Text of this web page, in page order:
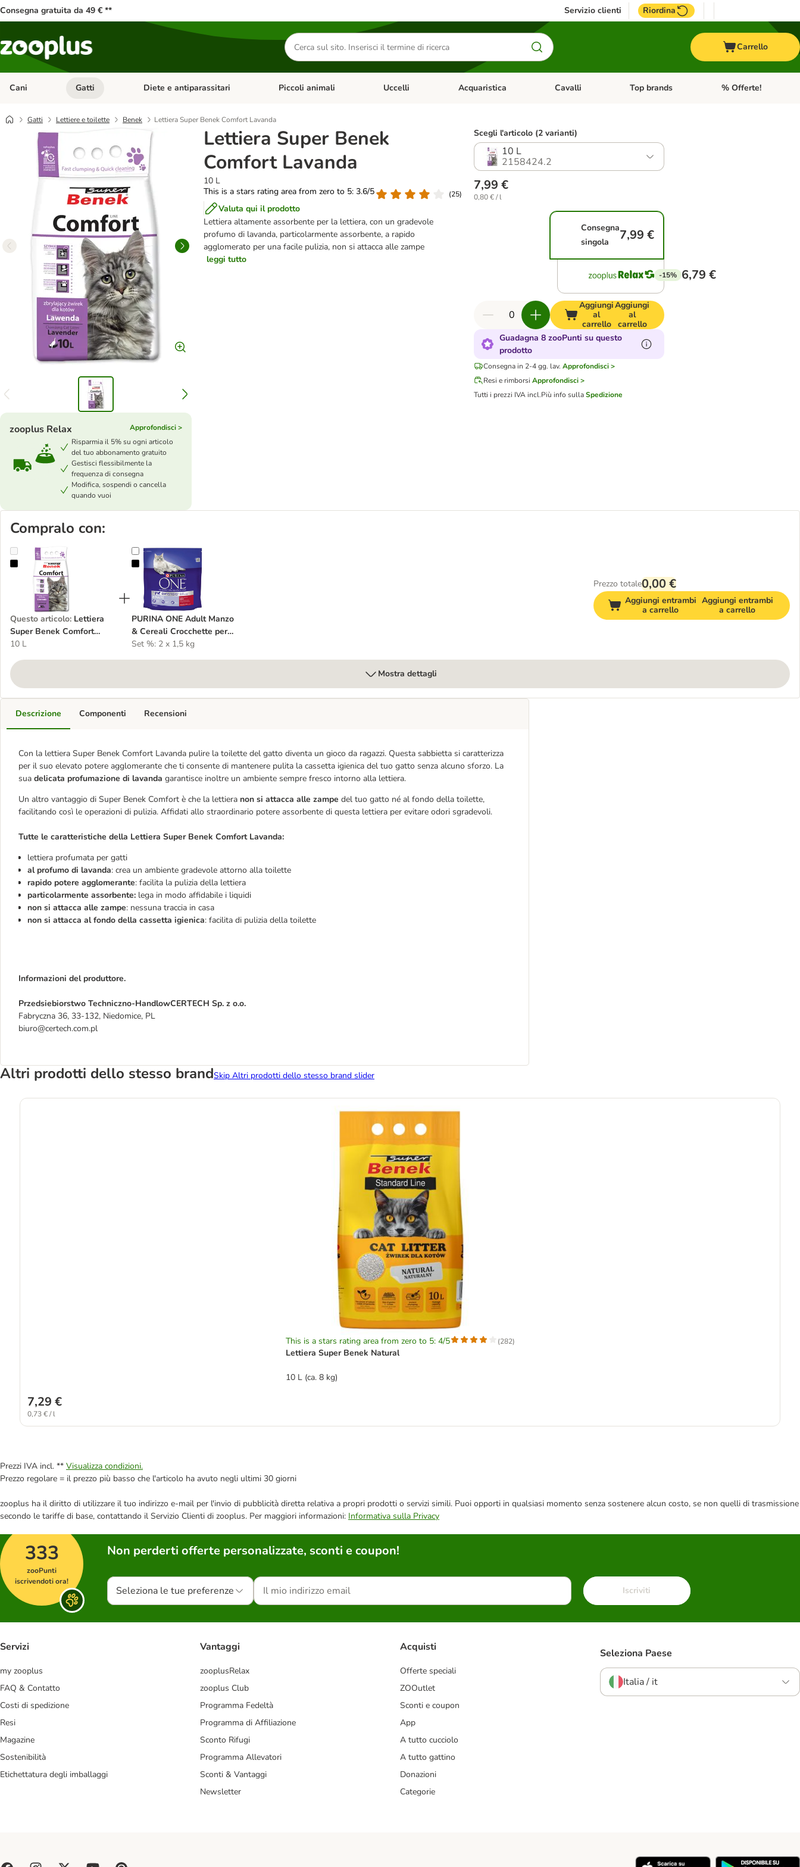
Consegna gratuita da 49 € ** Servizio clienti Riordina
Cerca
prodotti
Carrello
Cani Apri Menu Categoria: Cani
Gatti Apri Menu Categoria: Gatti
Diete e antiparassitari Apri Menu Categoria: Diete e antiparassitari
Piccoli animali Apri Menu Categoria: Piccoli animali
Uccelli Apri Menu Categoria: Uccelli
Acquaristica Apri Menu Categoria: Acquaristica
Cavalli Apri Menu Categoria: Cavalli
Top brands Apri Menu Categoria:
% Offerte!
Gatti Lettiere e toilette Benek Lettiera Super Benek Comfort Lavanda
Lettiera Super Benek
Comfort Lavanda
10 L
This is a stars rating area from zero to 5: 3.6/5
(25)
Valuta qui il prodotto
Lettiera altamente assorbente per la lettiera, con un gradevole
profumo di lavanda, particolarmente assorbente, a rapido
agglomerato per una facile pulizia, non si attacca alle zampe
leggi tutto
zooplus Relax
Approfondisci >
Risparmia il 5% su ogni articolo
del tuo abbonamento gratuito
Gestisci flessibilmente la
frequenza di consegna
Modifica, sospendi o cancella
quando vuoi
Scegli l'articolo (2 varianti)
10 L
2158424.2
7,99 €
0,80 € / l
Consegna
singola
7,99 €
-15% 6,79 €
Aggiungi
al
carrello
Aggiungi
al
carrello
Guadagna 8 zooPunti su questo
prodotto
Consegna in 2-4 gg. lav. Approfondisci >
Resi e rimborsi Approfondisci >
Tutti i prezzi IVA incl.Più info sullaSpedizione
Compralo con:
Lettiera Super Benek Comfort Lavanda
Questo articolo: Lettiera
Super Benek Comfort
Lavanda
10 L
PURINA ONE Adult Manzo & Cereali Crocchette per gatto
PURINA ONE Adult Manzo
& Cereali Crocchette per
gatto
Set %: 2 x 1,5 kg
Prezzo totale0,00 €
Aggiungi entrambi
a carrello
Aggiungi entrambi
a carrello
Mostra dettagli
Descrizione
Con la lettiera Super Benek Comfort Lavanda pulire la toilette del gatto diventa un gioco da ragazzi. Questa sabbietta si caratterizza
per il suo elevato potere agglomerante che ti consente di mantenere pulita la cassetta igienica del tuo gatto senza alcuno sforzo. La
sua delicata profumazione di lavanda garantisce inoltre un ambiente sempre fresco intorno alla lettiera.
Un altro vantaggio di Super Benek Comfort è che la lettiera non si attacca alle zampe del tuo gatto né al fondo della toilette,
facilitando così le operazioni di pulizia. Affidati allo straordinario potere assorbente di questa lettiera per evitare odori sgradevoli.
Tutte le caratteristiche della Lettiera Super Benek Comfort Lavanda:
lettiera profumata per gatti
al profumo di lavanda: crea un ambiente gradevole attorno alla toilette
rapido potere agglomerante: facilita la pulizia della lettiera
particolarmente assorbente: lega in modo affidabile i liquidi
non si attacca alle zampe: nessuna traccia in casa
non si attacca al fondo della cassetta igienica: facilita di pulizia della toilette
Informazioni del produttore.
Przedsiebiorstwo Techniczno-HandlowCERTECH Sp. z o.o.
Fabryczna 36, 33-132, Niedomice, PL
biuro@certech.com.pl
Componenti Recensioni
Altri prodotti dello stesso brandSkip Altri prodotti dello stesso brand slider
This is a stars rating area from zero to 5: 4/5 (282)
Lettiera Super Benek Natural
10 L (ca. 8 kg)
7,29 €
0,73 € / l
Prezzi IVA incl. ** Visualizza condizioni.
Prezzo regolare = il prezzo più basso che l'articolo ha avuto negli ultimi 30 giorni
zooplus ha il diritto di utilizzare il tuo indirizzo e-mail per l'invio di pubblicità diretta relativa a propri prodotti o servizi simili. Puoi opporti in qualsiasi momento senza sostenere alcun costo, se non quelli di trasmissione
secondo le tariffe di base, contattando il Servizio Clienti di zooplus. Per maggiori informazioni: Informativa sulla Privacy
333
zooPunti
iscrivendoti ora!
Non perderti offerte personalizzate, sconti e coupon!
Seleziona le tue preferenze Iscriviti
Servizi
my zooplus
FAQ & Contatto
Costi di spedizione
Resi
Magazine
Sostenibilità
Etichettatura degli imballaggi
Vantaggi
zooplusRelax
zooplus Club
Programma Fedeltà
Programma di Affiliazione
Sconto Rifugi
Programma Allevatori
Sconti & Vantaggi
Newsletter
Acquisti
Offerte speciali
ZOOutlet
Sconti e coupon
App
A tutto cucciolo
A tutto gattino
Donazioni
Categorie
Seleziona Paese
Italia / it